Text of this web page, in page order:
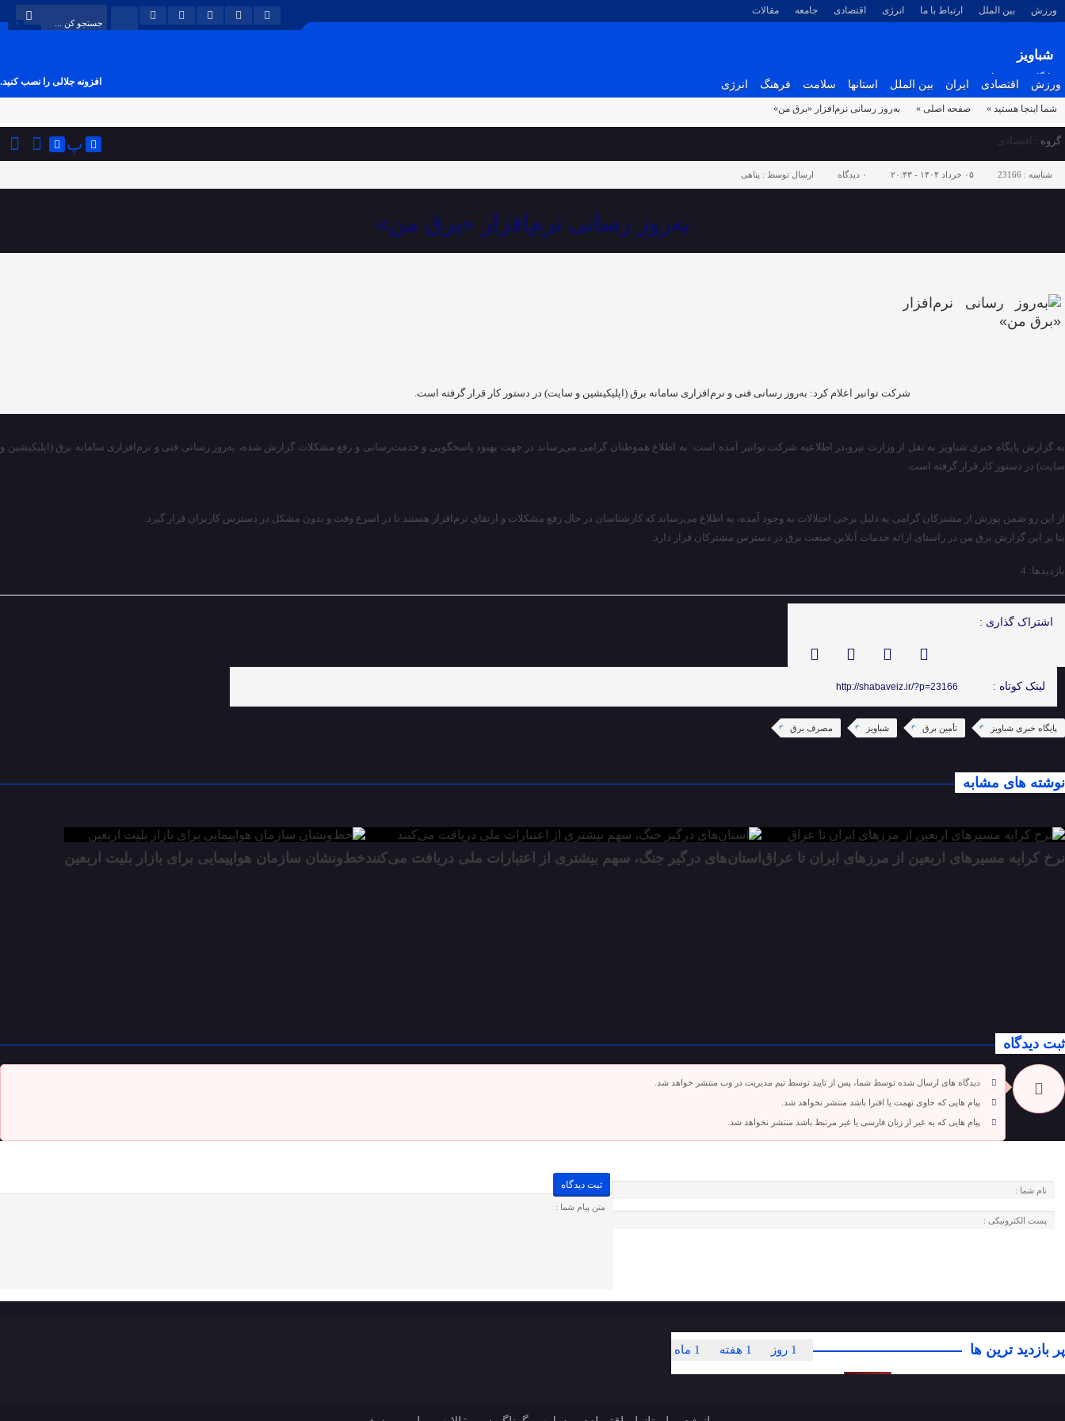
ورزش بین الملل ارتباط با ما انرژی اقتصادی جامعه مقالات
شباویز
پایگاه خبری شباویز
ورزش اقتصادی ایران بین الملل استانها سلامت فرهنگ انرژی افزونه جلالی را نصب کنید.
شما اینجا هستید » صفحه اصلی » به‌روز رسانی نرم‌افزار «برق من»
گروه : اقتصادی پ
شناسه : 23166 ۰۵ خرداد ۱۴۰۴ - ۲۰:۴۳ ۰ دیدگاه ارسال توسط : پناهی
به‌روز رسانی نرم‌افزار «برق من»
شرکت توانیر اعلام کرد: به‌روز رسانی فنی و نرم‌افزاری سامانه برق (اپلیکیشین و سایت) در دستور کار قرار گرفته است.
به گزارش پایگاه خبری شباویز به نقل از وزارت نیرو،در اطلاعیه شرکت توانیر آمده است: به اطلاع هموطنان گرامی می‌رساند در جهت بهبود پاسخگویی و خدمت‌رسانی و رفع مشکلات گزارش شده، به‌روز رسانی فنی و نرم‌افزاری سامانه برق (اپلیکیشین و
سایت) در دستور کار قرار گرفته است.
از این رو ضمن پوزش از مشترکان گرامی به دلیل برخی اختلالات به وجود آمده، به اطلاع می‌رساند که کارشناسان در حال رفع مشکلات و ارتقای نرم‌افزار هستند تا در اسرع وقت و بدون مشکل در دسترس کاربران قرار گیرد.
بنا بر این گزارش برق من در راستای ارائه خدمات آنلاین صنعت برق در دسترس مشترکان قرار دارد.
بازدیدها: 4
اشتراک گذاری :
لینک کوتاه : http://shabaveiz.ir/?p=23166
پایگاه خبری شباویز تأمین برق شباویز مصرف برق
نوشته های مشابه
نرخ کرایه مسیرهای اربعین از مرزهای ایران تا عراق استان‌های درگیر جنگ، سهم بیشتری از اعتبارات ملی دریافت می‌کنندخط‌ونشان سازمان هواپیمایی برای بازار بلیت اربعین
ثبت دیدگاه
دیدگاه های ارسال شده توسط شما، پس از تایید توسط تیم مدیریت در وب منتشر خواهد شد.
پیام هایی که حاوی تهمت یا افترا باشد منتشر نخواهد شد.
پیام هایی که به غیر از زبان فارسی یا غیر مرتبط باشد منتشر نخواهد شد.
پر بازدید ترین ها 1 ماه 1 هفته 1 روز